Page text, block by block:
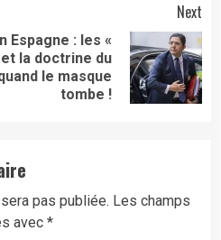
Next
Espagne : les «
la doctrine du
le masque
tombe !
pas publiée. Les champs
avec *